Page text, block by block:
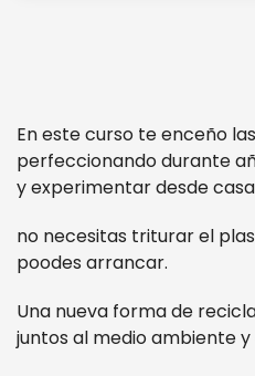
En este curso te enceño
perfeccionando durante
y experimentar desde
no necesitas triturar el
poodes arrancar.
Una nueva forma de
juntos al medio ambiente